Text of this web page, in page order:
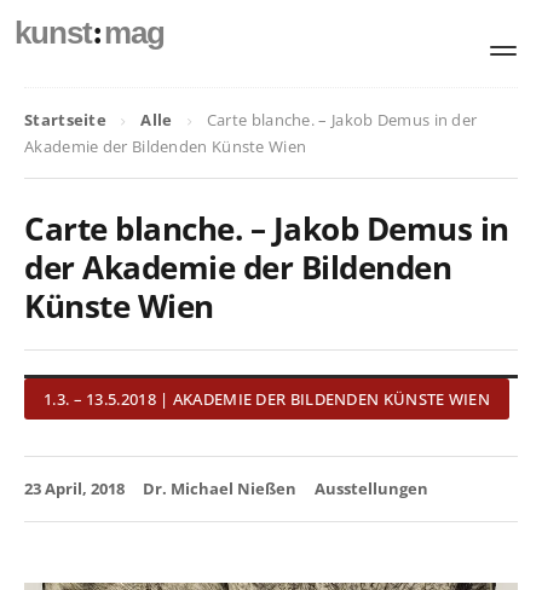
kunst:mag
Startseite Alle
Carte blanche. – Jakob Demus in der
Akademie der Bildenden Künste Wien
Carte blanche. – Jakob Demus in
der Akademie der Bildenden
Künste Wien
1.3. – 13.5.2018 | AKADEMIE DER BILDENDEN KÜNSTE WIEN
23 April, 2018 Dr. Michael Nießen Ausstellungen